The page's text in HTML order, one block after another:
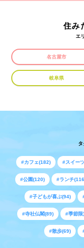
住み
エ
名古屋市
岐阜県
#カフェ(182) #スイー
#公園(120) #ランチ
#子どもが喜ぶ(94)
#寺社仏閣(89) #季節限
#散歩(69)